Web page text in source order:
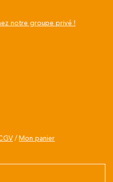
notre groupe privé !
Mon panier